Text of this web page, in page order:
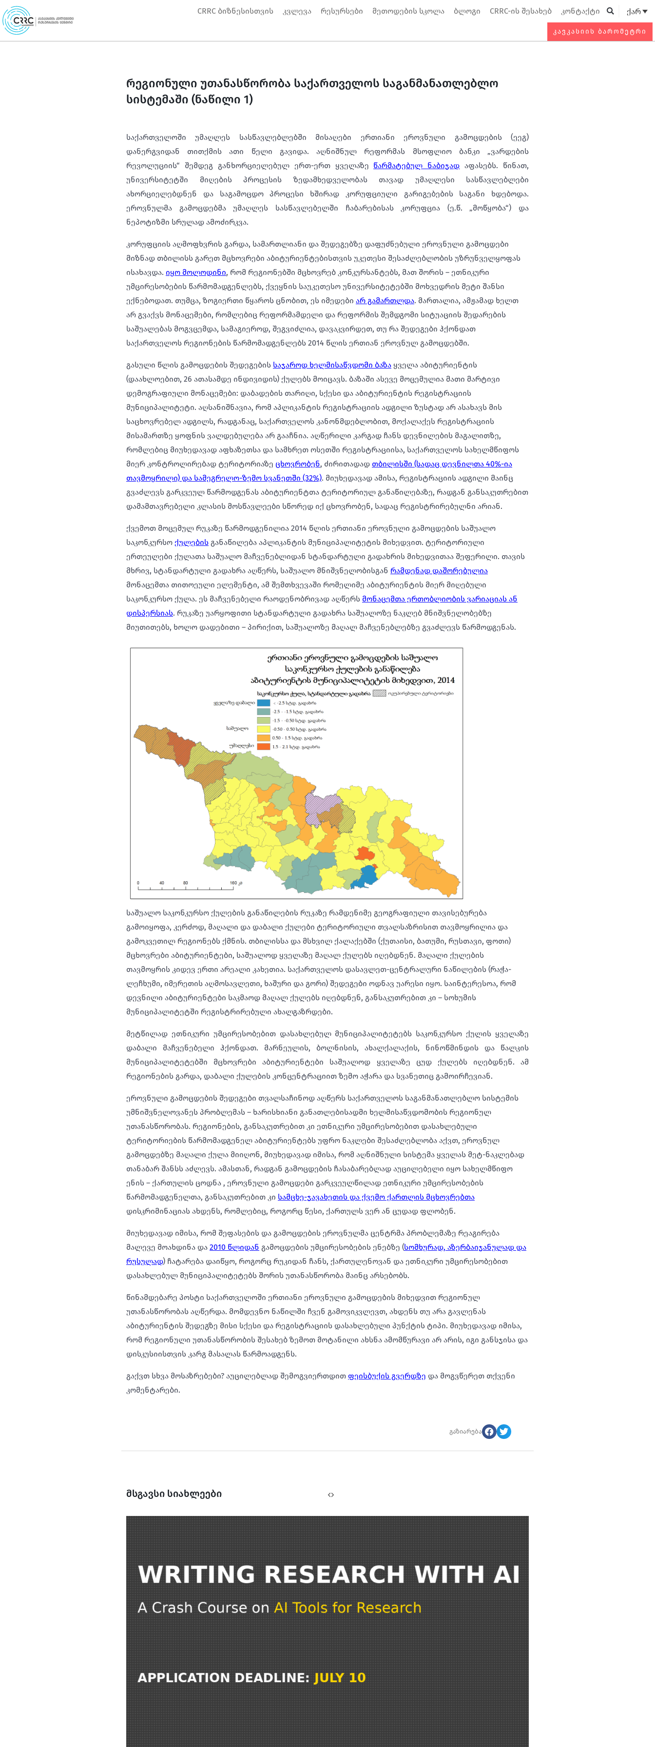
Skip
to
content
CRRC ბიზნესისთვის კვლევა რესურსები მეთოდების სკოლა ბლოგი CRRC-ის შესახებ კონტაქტი ქარ
ᲙᲐᲕᲙᲐᲡᲘᲘᲡ ᲑᲐᲠᲝᲛᲔᲢᲠᲘ
რეგიონული უთანასწორობა საქართველოს საგანმანათლებლო
სისტემაში (ნაწილი 1)
საქართველოში უმაღლეს სასწავლებლებში მისაღები ერთიანი ეროვნული გამოცდების (ეეგ)
დანერგვიდან თითქმის ათი წელი გავიდა. აღნიშნულ რეფორმას მსოფლიო ბანკი „ვარდების
რევოლუციის“ შემდეგ განხორციელებულ ერთ-ერთ ყველაზე წარმატებულ ნაბიჯად აფასებს. წინათ,
უნივერსიტეტში მიღების პროცესის ზედამხედველობას თავად უმაღლესი სასწავლებლები
ახორციელებდნენ და საგამოცდო პროცესი ხშირად კორუფციული გარიგებების საგანი ხდებოდა.
ეროვნულმა გამოცდებმა უმაღლეს სასწავლებელში ჩაბარებისას კორუფცია (ე.წ. „მოწყობა“) და
ნეპოტიზმი სრულად ამოძირკვა.
კორუფციის აღმოფხვრის გარდა, სამართლიანი და შედეგებზე დაფუძნებული ეროვნული გამოცდები
მიზნად თბილისს გარეთ მცხოვრები აბიტურიენტებისთვის უკეთესი შესაძლებლობის უზრუნველყოფას
ისახავდა. იყო მოლოდინი, რომ რეგიონებში მცხოვრებ კონკურსანტებს, მათ შორის – ეთნიკური
უმცირესობების წარმომადგენლებს, ქვეყნის საუკეთესო უნივერსიტეტებში მოხვედრის მეტი შანსი
ექნებოდათ. თუმცა, ზოგიერთი წყაროს ცნობით, ეს იმედები არ გამართლდა. მართალია, ამჟამად ხელთ
არ გვაქვს მონაცემები, რომლებიც რეფორმამდელი და რეფორმის შემდგომი სიტუაციის შედარების
საშუალებას მოგვცემდა, სამაგიეროდ, შეგვიძლია, დავაკვირდეთ, თუ რა შედეგები ჰქონდათ
საქართველოს რეგიონების წარმომადგენლებს 2014 წლის ერთიან ეროვნულ გამოცდებში.
გასული წლის გამოცდების შედეგების საჯაროდ ხელმისაწვდომი ბაზა ყველა აბიტურიენტის
(დაახლოებით, 26 ათასამდე ინდივიდის) ქულებს მოიცავს. ბაზაში ასევე მოცემულია მათი მარტივი
დემოგრაფიული მონაცემები: დაბადების თარიღი, სქესი და აბიტურიენტის რეგისტრაციის
მუნიციპალიტეტი. აღსანიშნავია, რომ აპლიკანტის რეგისტრაციის ადგილი ზუსტად არ ასახავს მის
საცხოვრებელ ადგილს, რადგანაც, საქართველოს კანონმდებლობით, მოქალაქეს რეგისტრაციის
მისამართზე ყოფნის ვალდებულება არ გააჩნია. აღწერილი კარგად ჩანს დევნილების მაგალითზე,
რომლებიც მიუხედავად აფხაზეთსა და სამხრეთ ოსეთში რეგისტრაციისა, საქართველოს სახელმწიფოს
მიერ კონტროლირებად ტერიტორიაზე ცხოვრობენ, ძირითადად თბილისში (სადაც დევნილთა 40%-ია
თავმოყრილი) და სამეგრელო-ზემო სვანეთში (32%). მიუხედავად ამისა, რეგისტრაციის ადგილი მაინც
გვაძლევს გარკვეულ წარმოდგენას აბიტურიენტთა ტერიტორიულ განაწილებაზე, რადგან განსაკუთრებით
დამამთავრებელი კლასის მოსწავლეები სწორედ იქ ცხოვრობენ, სადაც რეგისტრირებულნი არიან.
ქვემოთ მოცემულ რუკაზე წარმოდგენილია 2014 წლის ერთიანი ეროვნული გამოცდების საშუალო
საკონკურსო ქულების განაწილება აპლიკანტის მუნიციპალიტეტის მიხედვით. ტერიტორიული
ერთეულები ქულათა საშუალო მაჩვენებლიდან სტანდარტული გადახრის მიხედვითაა შეფერილი. თავის
მხრივ, სტანდარტული გადახრა აღწერს, საშუალო მნიშვნელობისგან რამდენად დაშორებულია
მონაცემთა თითოეული ელემენტი, ამ შემთხვევაში რომელიმე აბიტურიენტის მიერ მიღებული
საკონკურსო ქულა. ეს მაჩვენებელი რაოდენობრივად აღწერს მონაცემთა ერთობლიობის ვარიაციას ან
დისპერსიას. რუკაზე უარყოფითი სტანდარტული გადახრა საშუალოზე ნაკლებ მნიშვნელობებზე
მიუთითებს, ხოლო დადებითი – პირიქით, საშუალოზე მაღალ მაჩვენებლებზე გვაძლევს წარმოდგენას.
საშუალო საკონკურსო ქულების განაწილების რუკაზე რამდენიმე გეოგრაფიული თავისებურება
გამოიყოფა, კერძოდ, მაღალი და დაბალი ქულები ტერიტორიული თვალსაზრისით თავმოყრილია და
გამოკვეთილ რეგიონებს ქმნის. თბილისსა და მსხვილ ქალაქებში (ქუთაისი, ბათუმი, რუსთავი, ფოთი)
მცხოვრები აბიტურიენტები, საშუალოდ ყველაზე მაღალ ქულებს იღებდნენ. მაღალი ქულების
თავმოყრის კიდევ ერთი არეალი კახეთია. საქართველოს დასავლეთ-ცენტრალური ნაწილების (რაჭა-
ლეჩხუმი, იმერეთის აღმოსავლეთი, ხაშური და გორი) შედეგები ოდნავ უარესი იყო. საინტერესოა, რომ
დევნილი აბიტურიენტები საკმაოდ მაღალ ქულებს იღებდნენ, განსაკუთრებით კი – სოხუმის
მუნიციპალიტეტში რეგისტრირებული ახალგაზრდები.
მეტწილად ეთნიკური უმცირესობებით დასახლებულ მუნიციპალიტეტებს საკონკურსო ქულის ყველაზე
დაბალი მაჩვენებელი ჰქონდათ. მარნეულის, ბოლნისის, ახალქალაქის, ნინოწმინდის და წალკის
მუნიციპალიტეტებში მცხოვრები აბიტურიენტები საშუალოდ ყველაზე ცუდ ქულებს იღებდნენ. ამ
რეგიონების გარდა, დაბალი ქულების კონცენტრაციით ზემო აჭარა და სვანეთიც გამოირჩევიან.
ეროვნული გამოცდების შედეგები თვალსაჩინოდ აღწერს საქართველოს საგანმანათლებლო სისტემის
უმნიშვნელოვანეს პრობლემას – ხარისხიანი განათლებისადმი ხელმისაწვდომობის რეგიონულ
უთანასწორობას. რეგიონების, განსაკუთრებით კი ეთნიკური უმცირესობებით დასახლებული
ტერიტორიების წარმომადგენელ აბიტურიენტებს უფრო ნაკლები შესაძლებლობა აქვთ, ეროვნულ
გამოცდებზე მაღალი ქულა მიიღონ, მიუხედავად იმისა, რომ აღნიშნული სისტემა ყველას მეტ-ნაკლებად
თანაბარ შანსს აძლევს. ამასთან, რადგან გამოცდების ჩასაბარებლად აუცილებელი იყო სახელმწიფო
ენის – ქართულის ცოდნა , ეროვნული გამოცდები გარკვეულწილად ეთნიკური უმცირესობების
წარმომადგენელთა, განსაკუთრებით კი სამცხე-ჯავახეთის და ქვემო ქართლის მცხოვრებთა
დისკრიმინაციას ახდენს, რომლებიც, როგორც წესი, ქართულს ვერ ან ცუდად ფლობენ.
მიუხედავად იმისა, რომ შეფასების და გამოცდების ეროვნულმა ცენტრმა პრობლემაზე რეაგირება
მალევე მოახდინა და 2010 წლიდან გამოცდების უმცირესობების ენებზე (სომხურად, აზერბაიჯანულად და
რუსულად) ჩატარება დაიწყო, როგორც რუკიდან ჩანს, ქართულენოვან და ეთნიკური უმცირესობებით
დასახლებულ მუნიციპალიტეტებს შორის უთანასწორობა მაინც არსებობს.
წინამდებარე პოსტი საქართველოში ერთიანი ეროვნული გამოცდების მიხედვით რეგიონულ
უთანასწორობას აღწერდა. მომდევნო ნაწილში ჩვენ გამოვიკვლევთ, ახდენს თუ არა გავლენას
აბიტურიენტის შედეგზე მისი სქესი და რეგისტრაციის დასახლებული პუნქტის ტიპი. მიუხედავად იმისა,
რომ რეგიონული უთანასწორობის შესახებ ზემოთ მოტანილი ახსნა ამომწურავი არ არის, იგი განსჯისა და
დისკუსიისთვის კარგ მასალას წარმოადგენს.
გაქვთ სხვა მოსაზრებები? აუცილებლად შემოგვიერთდით ფეისბუქის გვერდზე და მოგვწერეთ თქვენი
კომენტარები.
გაზიარება
მსგავსი სიახლეები